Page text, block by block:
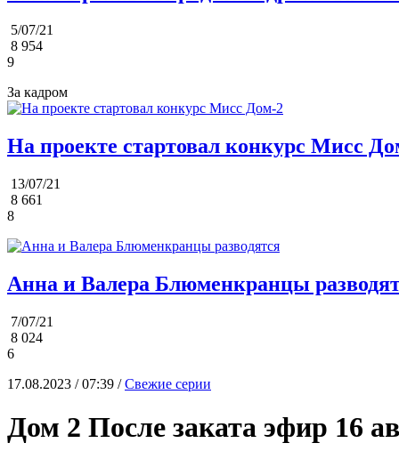
5/07/21
8 954
9
За кадром
На проекте стартовал конкурс Мисс
13/07/21
8 661
8
Анна и Валера Блюменкранцы
7/07/21
8 024
6
17.08.2023 / 07:39 /Свежие серии
Дом 2 После заката эфир 16